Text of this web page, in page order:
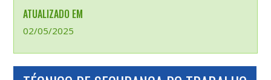
ATUALIZADO EM
02/05/2025